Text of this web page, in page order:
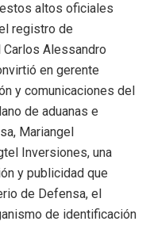
altos oficiales
registro de
Alessandro
en gerente
y comunicaciones del
de aduanas e
Mariangel
Inversiones, una
y publicidad que
de Defensa, el
de identificación